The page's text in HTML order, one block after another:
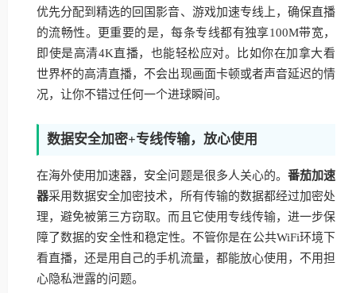
优先分配到精选的回国影音、游戏加速专线上，确保直播
的流畅性。更重要的是，每条专线都有独享100M带宽，
即使是高清4K直播，也能轻松应对。比如你在加拿大看
世界杯的高清直播，不会出现画面卡顿或者声音延迟的情
况，让你不错过任何一个进球瞬间。
数据安全加密+专线传输，放心使用
在海外使用加速器，安全问题是很多人关心的。 番茄加速
器采用数据安全加密技术，所有传输的数据都经过加密处
理，避免被第三方窃取。而且它使用专线传输，进一步保
障了数据的安全性和稳定性。不管你是在公共WiFi环境下
看直播，还是用自己的手机流量，都能放心使用，不用担
心隐私泄露的问题。